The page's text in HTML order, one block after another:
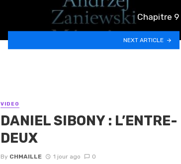
Chapitre 9
NEXT ARTICLE
VIDEO
DANIEL SIBONY : L’ENTRE-
DEUX
By CHMAILLE 1 jour ago 0